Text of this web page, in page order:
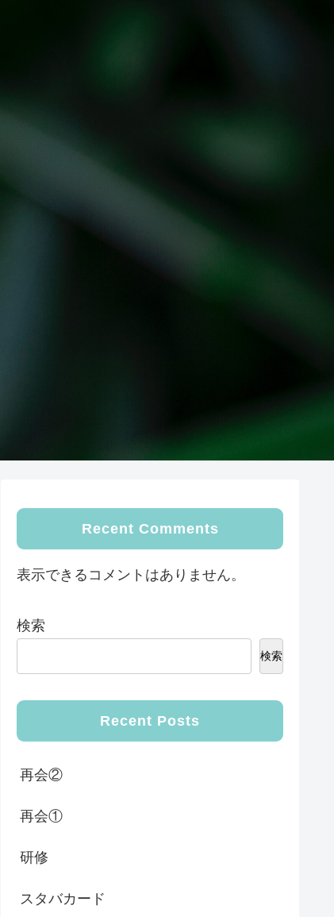
Recent Comments
表示できるコメントはありません。
検索
検索
Recent Posts
再会②
再会①
研修
スタバカード